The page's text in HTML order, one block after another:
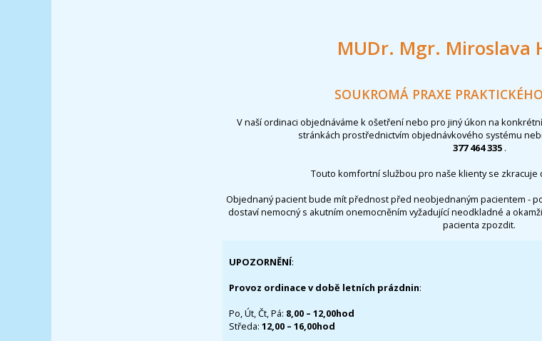
MUDr. Mgr. Miroslava
SOUKROMÁ PRAXE
V naší ordinaci objednáváme k ošetření nebo pro jiný úkon na
stránkách prostřednictvím objednávkového systému
377 464 335 .
Touto komfortní službou pro naše klienty se zkracuje
Objednaný pacient bude mít přednost před neobjednaným pacientem -
dostaví nemocný s akutním onemocněním vyžadující neodkladné a
pacienta zpozdit.
UPOZORNĚNÍ:
Provoz ordinace v době letních prázdnin:
Po, Út, Čt, Pá: 8,00 – 12,00hod
Středa: 12,00 – 16,00hod